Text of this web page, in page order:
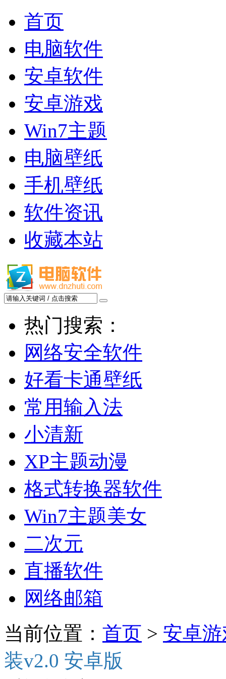
首页
电脑软件
安卓软件
安卓游戏
Win7主题
电脑壁纸
手机壁纸
软件资讯
收藏本站
热门搜索：
网络安全软件
好看卡通壁纸
常用输入法
小清新
XP主题动漫
格式转换器软件
Win7主题美女
二次元
直播软件
网络邮箱
当前位置： 首页 > 安卓
装v2.0 安卓版